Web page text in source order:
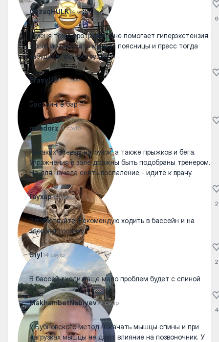
QazaqHULK14 сәуір
У меня тоже протрузия, мне помогает гиперэкстензия.
Советую накачать мышцы поясницы и пресс тогда
забудите про протрузию
6
Erasyl1814 сәуір
Бассейнге бар
miladorz14 сәуір
Никаких осевых нагрузок, а также прыжков и бега.
Упражнения в зале должны быть подобраны тренером.
Но для начала снять воспаление - идите к врачу.
Гаухар14 сәуір
Здравствуйте! Рекомендую ходить в бассейн и на
здоровую осанку
2
Styl14 сәуір
В бассейн ходи чаще мало проблем будет с спиной
2
MakhambetNabiyev14 сәуір
У Бубновского метод накачать мышцы спины и при
нагрузках мышцы не дают влияние на позвоночник. У
4